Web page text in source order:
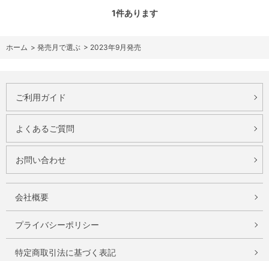
1件あります
ホーム > 発売月で選ぶ > 2023年9月発売
ご利用ガイド
よくあるご質問
お問い合わせ
会社概要
プライバシーポリシー
特定商取引法に基づく表記